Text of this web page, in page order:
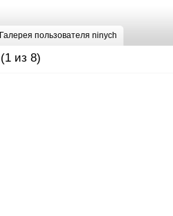
Галерея пользователя ninych
(1 из 8)